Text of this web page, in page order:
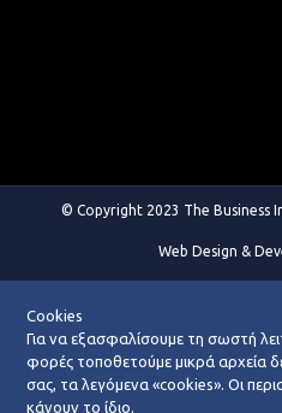
© Copyright 2023 The Business
Web Design &
Cookies
Για να εξασφαλίσουμε τη σωστή
φορές τοποθετούμε μικρά αρχεία
σας, τα λεγόμενα «cookies». Οι
κάνουν το ίδιο.